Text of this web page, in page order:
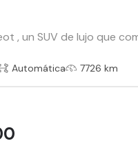
, un SUV de lujo que
Automática 7726 km